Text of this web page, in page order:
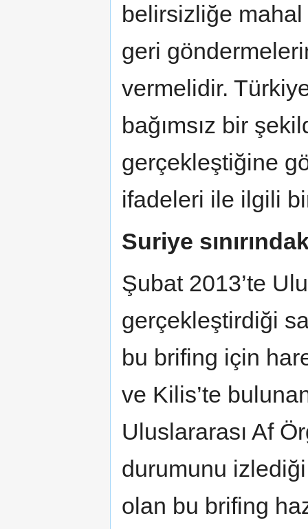
belirsizliğe
geri
vermelidir.
bağımsız bir
gerçekleştiğine
ifadeleri ile ilgili
Suriye
Şubat 2013’te
gerçekleştirdiği
bu brifing için
ve Kilis’te
Uluslararası Af
durumunu izlediği
olan bu brifing